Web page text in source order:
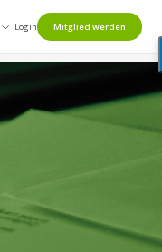
Login Mitglied werden